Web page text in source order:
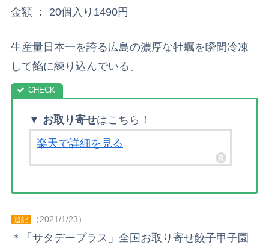
金額 ： 20個入り1490円
生産量日本一を誇る広島の濃厚な牡蠣を瞬間冷凍
して餡に練り込んでいる。
▼ お取り寄せはこちら！
楽天で詳細を見る
追記 （2021/1/23）
＊「サタデープラス」全国お取り寄せ餃子甲子園